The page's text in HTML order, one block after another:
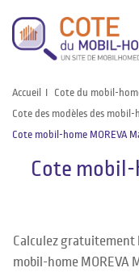
Accueil Cote du mobil-
Cote des modèles des mobil-
Cote mobil-home MOREVA
Cote mobil-
Calculez gratuitement
mobil-home MOREVA